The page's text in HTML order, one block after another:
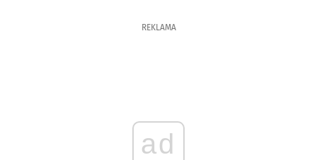
REKLAMA
ad